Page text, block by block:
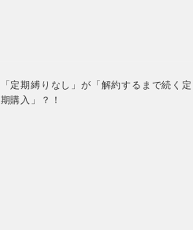
「定期縛りなし」が「解約するまで続く定
期購入」？！